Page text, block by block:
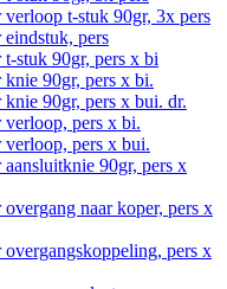
t-stuk 90gr, 3x pers
pers
stuk 90gr, pers x bi
90gr, pers x bi.
90gr, pers x bui. dr.
pers x bi.
pers x bui.
90gr, pers x
naar koper, pers x
pers x